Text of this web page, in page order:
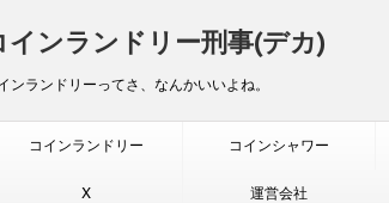
インランドリー刑事(デカ)
ンランドリーってさ、なんかいいよね。
コインランドリー コインシャワー
X 運営会社